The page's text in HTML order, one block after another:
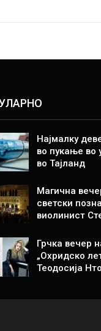
Најмалку
во пукање во
во Тајланд
Магична
светски
виолинист
Грчка вечер
„Охридско
Теодосија